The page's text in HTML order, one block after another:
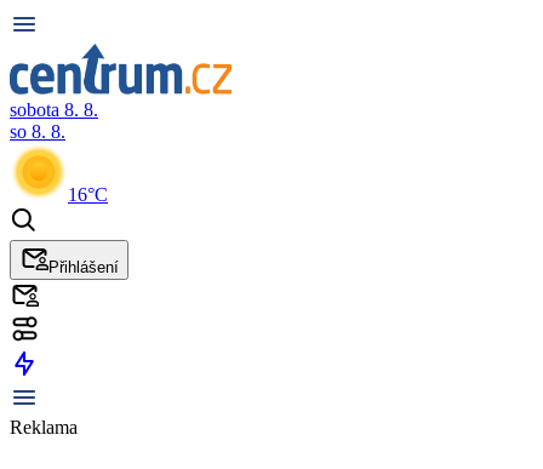
sobota 8. 8.
so 8. 8.
16°C
Přihlášení
Reklama